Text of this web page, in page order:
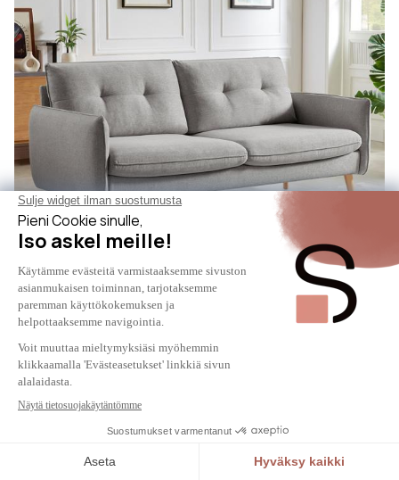
CHLOE
Skandinaavinen 3-istuttava sohva CHLOÉ
vaaleanharmaa kangas
539 €